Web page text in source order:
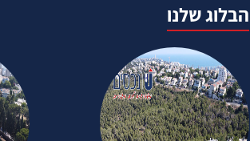
הבלוג שלנו